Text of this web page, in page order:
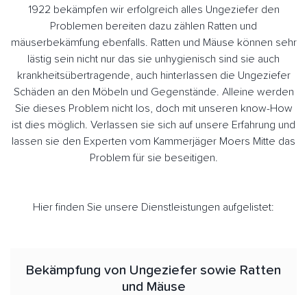
1922 bekämpfen wir erfolgreich alles Ungeziefer den
Problemen bereiten dazu zählen Ratten und
mäuserbekämfung ebenfalls. Ratten und Mäuse können sehr
lästig sein nicht nur das sie unhygienisch sind sie auch
krankheitsübertragende, auch hinterlassen die Ungeziefer
Schäden an den Möbeln und Gegenstände. Alleine werden
Sie dieses Problem nicht los, doch mit unseren know-How
ist dies möglich. Verlassen sie sich auf unsere Erfahrung und
lassen sie den Experten vom Kammerjäger Moers Mitte das
Problem für sie beseitigen.
Hier finden Sie unsere Dienstleistungen aufgelistet:
Bekämpfung von Ungeziefer sowie Ratten
und Mäuse